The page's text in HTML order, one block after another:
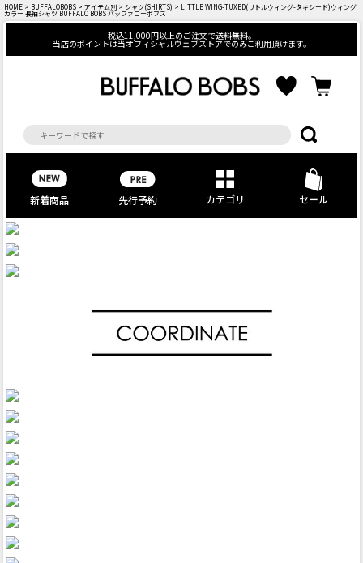
HOME > BUFFALOBOBS > アイテム別 > シャツ(SHIRTS) > LITTLE WING-TUXED(リトルウィング-タキシード)ウィング
カラー 長袖シャツ BUFFALO BOBS バッファローボブズ
税込11,000円以上のご注文で送料無料。
当店のポイントは当オフィシャルウェブストアでのみご利用頂けます。
新着商品 先行予約 カテゴリ セール